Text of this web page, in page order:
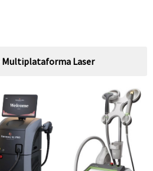
Multiplataforma Laser